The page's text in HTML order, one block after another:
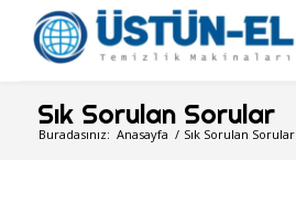
Sık Sorulan Sorular
Buradasınız: Anasayfa / Sık Sorulan Sorular